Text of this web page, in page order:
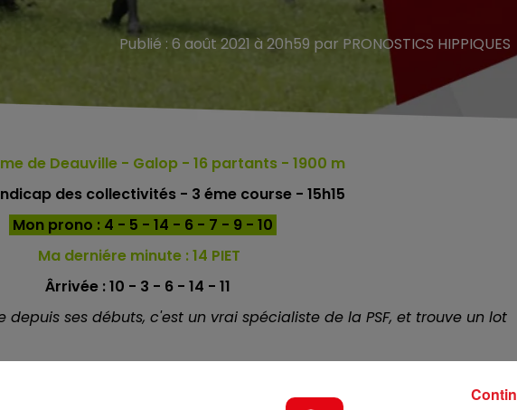
Publié : 6 août 2021 à 20h59 par PRONOSTICS HIPPIQUES
de Deauville - Galop - 16 partants - 1900 m
des collectivités - 3 éme course - 15h15
Mon prono : 4 - 5 - 14 - 6 - 7 - 9 - 10
Ma derniére minute :14 PIET
Ârrivée : 10 - 3 - 6 - 14 - 11
depuis ses débuts, c'est un vrai spécialiste de la PSF, et trouve un lot
de sa course cette année, en valeur 41 qui est la sienne c'est une